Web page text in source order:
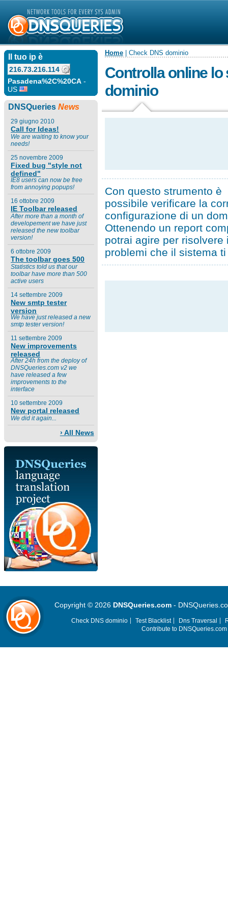
Home| Check DNS dominio
Controlla online lo
dominio
Con questo strumento è
possibile verificare la
configurazione di un
Ottenendo un report
potrai agire per risolvere
problemi che il sistema
Il tuo ip è
216.73.216.114
Pasadena%2C%20CA -
US
DNSQueries News
29 giugno 2010
Call for Ideas!
We are waiting to know your
needs!
25 novembre 2009
Fixed bug "style not
defined"
IE8 users can now be free
from annoying popups!
16 ottobre 2009
IE Toolbar released
After more than a month of
developement we have just
released the new toolbar
version!
6 ottobre 2009
The toolbar goes 500
Statistics told us that our
toolbar have more than 500
active users
14 settembre 2009
New smtp tester
version
We have just released a new
smtp tester version!
11 settembre 2009
New improvements
released
After 24h from the deploy of
DNSQueries.com v2 we
have released a few
improvements to the
interface
10 settembre 2009
New portal released
We did it again...
› All News
Copyright © 2026 DNSQueries.com-
Check DNS dominio Test Blacklist Dns Traversal
Contribute to DNSQueries.com